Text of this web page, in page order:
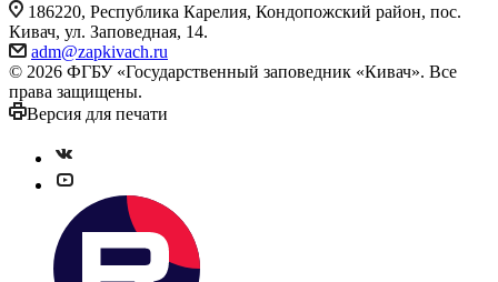
186220, Республика Карелия, Кондопожский район, пос.
Кивач, ул. Заповедная, 14.
adm@zapkivach.ru
© 2026 ФГБУ «Государственный заповедник «Кивач». Все
права защищены.
Версия для печати